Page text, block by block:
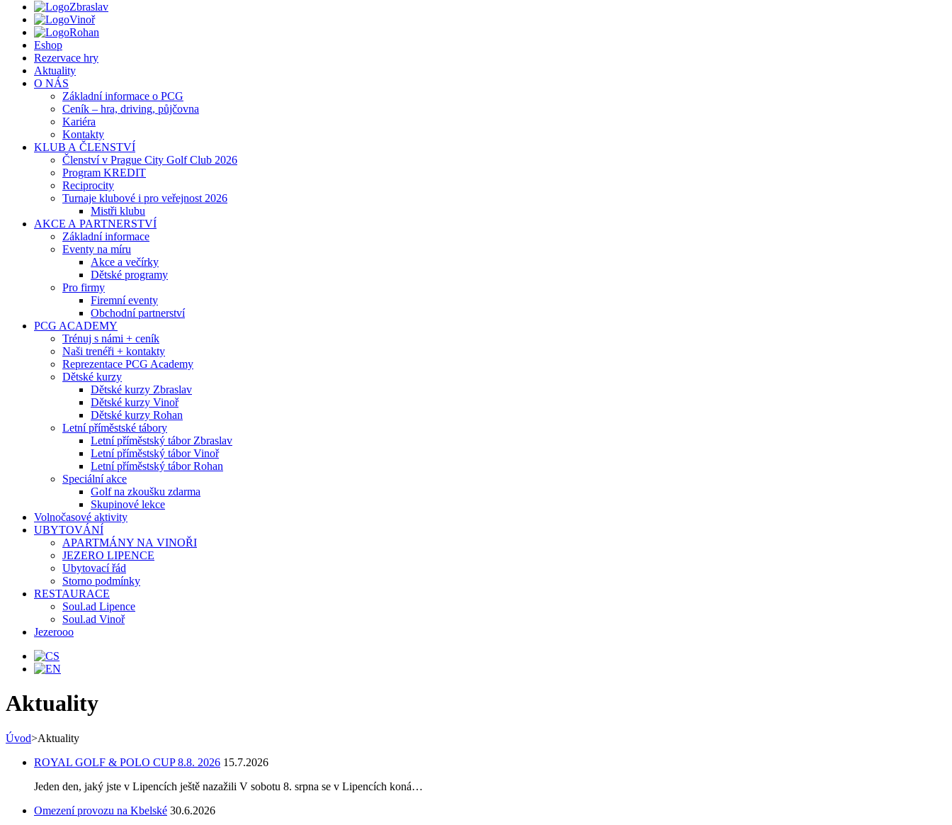
Zbraslav
Vinoř
Rohan
Eshop
Rezervace hry
Aktuality
O NÁS
Základní informace o PCG
Ceník – hra, driving, půjčovna
Kariéra
Kontakty
KLUB A ČLENSTVÍ
Členství v Prague City Golf Club 2026
Program KREDIT
Reciprocity
Turnaje klubové i pro veřejnost 2026
Mistři klubu
AKCE A PARTNERSTVÍ
Základní informace
Eventy na míru
Akce a večírky
Dětské programy
Pro firmy
Firemní eventy
Obchodní partnerství
PCG ACADEMY
Trénuj s námi + ceník
Naši trenéři + kontakty
Reprezentace PCG Academy
Dětské kurzy
Dětské kurzy Zbraslav
Dětské kurzy Vinoř
Dětské kurzy Rohan
Letní příměstské tábory
Letní příměstský tábor Zbraslav
Letní příměstský tábor Vinoř
Letní příměstský tábor Rohan
Speciální akce
Golf na zkoušku zdarma
Skupinové lekce
Volnočasové aktivity
UBYTOVÁNÍ
APARTMÁNY NA VINOŘI
JEZERO LIPENCE
Ubytovací řád
Storno podmínky
RESTAURACE
Soul.ad Lipence
Soul.ad Vinoř
Jezerooo
Aktuality
Úvod>Aktuality
ROYAL GOLF & POLO CUP 8.8. 2026 15.7.2026
Jeden den, jaký jste v Lipencích ještě nazažili V sobotu 8. srpna se v Lipencích koná…
Omezení provozu na Kbelské 30.6.2026